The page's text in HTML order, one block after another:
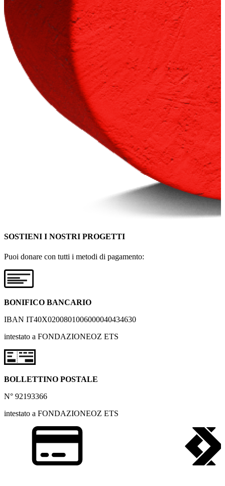
SOSTIENI I NOSTRI PROGETTI
Puoi donare con tutti i metodi di pagamento:
BONIFICO BANCARIO
IBAN IT40X0200801006000040434630
intestato a FONDAZIONEOZ ETS
BOLLETTINO POSTALE
N° 92193366
intestato a FONDAZIONEOZ ETS